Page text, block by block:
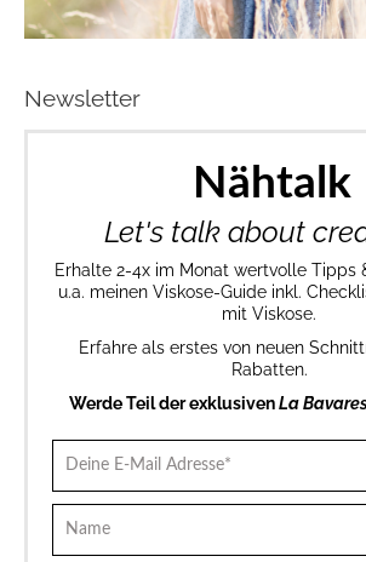
Newsletter
Nähtalk
Let's talk about
Erhalte 2-4x im Monat wertvolle Tipps
u.a. meinen Viskose-Guide inkl.
mit Viskose.
Erfahre als erstes von neuen
Rabatten.
Werde Teil der exklusivenLa